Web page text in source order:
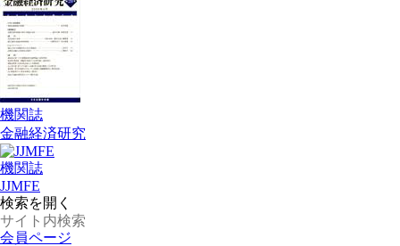
機関誌
金融経済研究
機関誌
JJMFE
検索を開く
会員ページ